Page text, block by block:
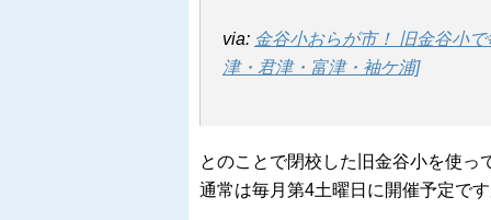
via: 金谷小おらが市！ 旧金谷小
津・君津・富津・袖ケ浦]
とのことで閉校した旧金谷小を使っ
通常は毎月第4土曜日に開催予定で